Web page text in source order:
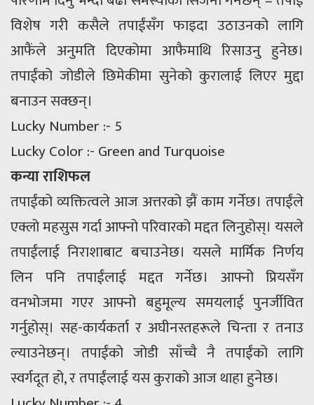
विशेष गरी कसैले तपाईंसँग फाइदा उठाउनको लागि
आफैंले अनुमति दिएकोमा आफैमाथि रिसाउनु हुनेछ।
तपाईंको जोडीले छिमेकीमा सुनेको कुरालाई लिएर मुद्दा
बनाउन सक्छन्।
Lucky Number :- 5
Lucky Color :- Green and Turquoise
कन्या राशिफल
तपाईंको व्यक्तित्वले आज अत्तरको झैं काम गर्नेछ। तपाईंले
एक्लो महसुस गर्दा आफ्नो परिवारको मद्दत लिनुहोस्। यसले
तपाईंलाई निराशाबाट बचाउनेछ। यसले मार्मिक निर्णय
लिन पनि तपाईंलाई मद्दत गर्नेछ। आफ्नो प्रियसँग
वनभोजमा गएर आफ्नो बहुमूल्य समयलाई पुनर्जीवित
गर्नुहोस्। सह-कार्यकर्ता र अघीनस्तहरूले चिन्ता र तनाउ
ल्याउनेछन्। तपाईंको जोडी साँच्चै नै तपाईंको लागि
स्वर्गदूत हो, र तपाईंलाई यस कुराको आज थाहा हुनेछ।